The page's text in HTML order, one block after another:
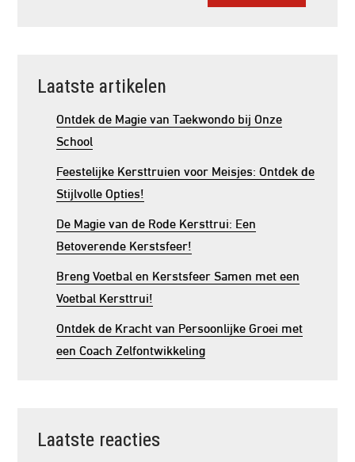
Laatste artikelen
Ontdek de Magie van Taekwondo bij Onze
School
Feestelijke Kersttruien voor Meisjes: Ontdek de
Stijlvolle Opties!
De Magie van de Rode Kersttrui: Een
Betoverende Kerstsfeer!
Breng Voetbal en Kerstsfeer Samen met een
Voetbal Kersttrui!
Ontdek de Kracht van Persoonlijke Groei met
een Coach Zelfontwikkeling
Laatste reacties